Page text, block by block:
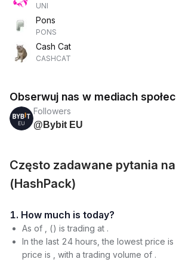
UNI
Pons
PONS
Cash Cat
CASHCAT
Obserwuj nas w mediach
Followers
@Bybit EU
Często zadawane pytania
(HashPack)
1. How much is today?
As of , () is trading at .
In the last 24 hours, the lowest price
price is , with a trading volume of .